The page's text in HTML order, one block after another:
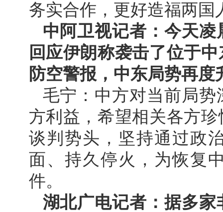
务实合作，更好造福两国
中阿卫视记者：今天
回应伊朗称袭击了位于
防空警报，中东局势再
毛宁：中方对当前局
方利益，希望相关各方
谈判势头，坚持通过政
面、持久停火，为恢复
件。
湖北广电记者：据多